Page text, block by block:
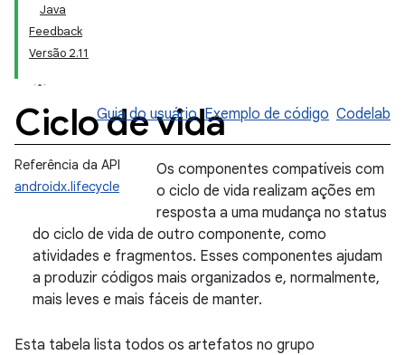
Java
Feedback
Versão 2.11
Ciclo de vida
Guia do usuário Exemplo de código Codelab
Referência da API
androidx.lifecycle
Os componentes compatíveis com
o ciclo de vida realizam ações em
resposta a uma mudança no status
do ciclo de vida de outro componente, como
atividades e fragmentos. Esses componentes ajudam
a produzir códigos mais organizados e, normalmente,
mais leves e mais fáceis de manter.
Esta tabela lista todos os artefatos no grupo